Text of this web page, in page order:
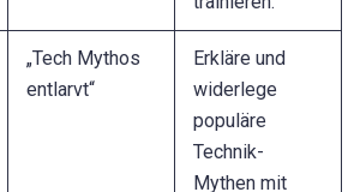
„Tech Mythos
entlarvt“
Erkläre und
widerlege
populäre
Technik-
Mythen mit